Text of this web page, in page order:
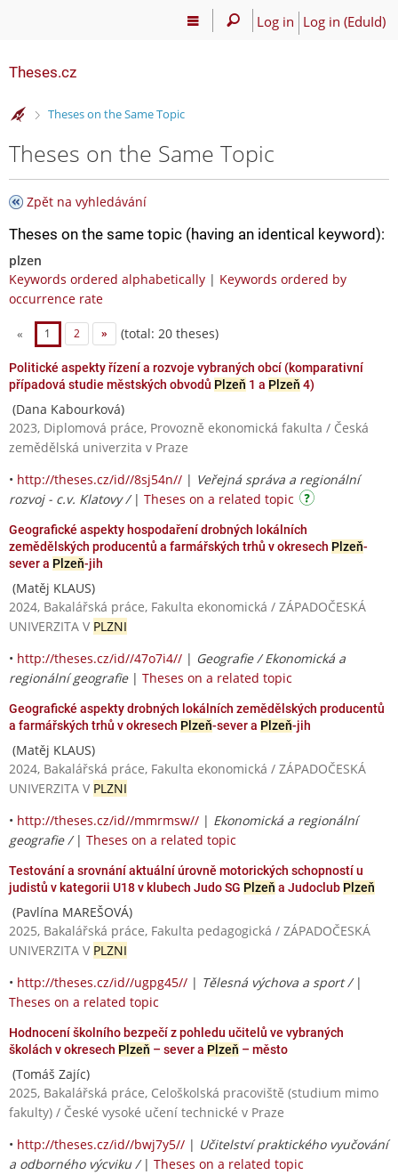
Log in Log in (EduId)
Theses.cz
>
Theses on the Same Topic
Theses on the Same Topic
Zpět na vyhledávání
Theses on the same topic (having an identical keyword):
plzen
Keywords ordered alphabetically | Keywords ordered by
occurrence rate
« 1 2 » (total: 20 theses)
Politické aspekty řízení a rozvoje vybraných obcí (komparativní
případová studie městských obvodů Plzeň 1 a Plzeň 4)
(Dana Kabourková)
2023, Diplomová práce, Provozně ekonomická fakulta / Česká
zemědělská univerzita v Praze
• http://theses.cz/id//8sj54n// | Veřejná správa a regionální
rozvoj - c.v. Klatovy / | Theses on a related topic
Geografické aspekty hospodaření drobných lokálních
zemědělských producentů a farmářských trhů v okresech Plzeň-
sever a Plzeň-jih
(Matěj KLAUS)
2024, Bakalářská práce, Fakulta ekonomická / ZÁPADOČESKÁ
UNIVERZITA V PLZNI
• http://theses.cz/id//47o7i4// | Geografie / Ekonomická a
regionální geografie| Theses on a related topic
Geografické aspekty drobných lokálních zemědělských producentů
a farmářských trhů v okresech Plzeň-sever a Plzeň-jih
(Matěj KLAUS)
2024, Bakalářská práce, Fakulta ekonomická / ZÁPADOČESKÁ
UNIVERZITA V PLZNI
• http://theses.cz/id//mmrmsw// | Ekonomická a regionální
geografie / | Theses on a related topic
Testování a srovnání aktuální úrovně motorických schopností u
judistů v kategorii U18 v klubech Judo SG Plzeň a Judoclub Plzeň
(Pavlína MAREŠOVÁ)
2025, Bakalářská práce, Fakulta pedagogická / ZÁPADOČESKÁ
UNIVERZITA V PLZNI
• http://theses.cz/id//ugpg45// | Tělesná výchova a sport / |
Theses on a related topic
Hodnocení školního bezpečí z pohledu učitelů ve vybraných
školách v okresech Plzeň – sever a Plzeň – město
(Tomáš Zajíc)
2025, Bakalářská práce, Celoškolská pracoviště (studium mimo
fakulty) / České vysoké učení technické v Praze
• http://theses.cz/id//bwj7y5// | Učitelství praktického vyučování
a odborného výcviku / | Theses on a related topic